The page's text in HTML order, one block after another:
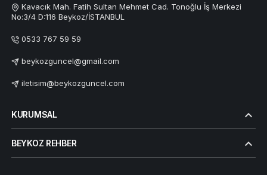
Kavacık Mah. Fatih Sultan Mehmet Cad. Tonoğlu İş Merkezi
No:3/4 D:116 Beykoz/İSTANBUL
0533 767 59 59
beykozguncel@gmail.com
iletisim@beykozguncel.com
KURUMSAL
BEYKOZ REHBER